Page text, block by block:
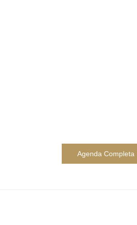
Agenda Completa